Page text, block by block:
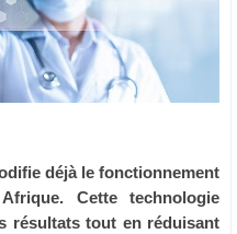
déjà le fonctionnement
Cette technologie
résultats tout en réduisant